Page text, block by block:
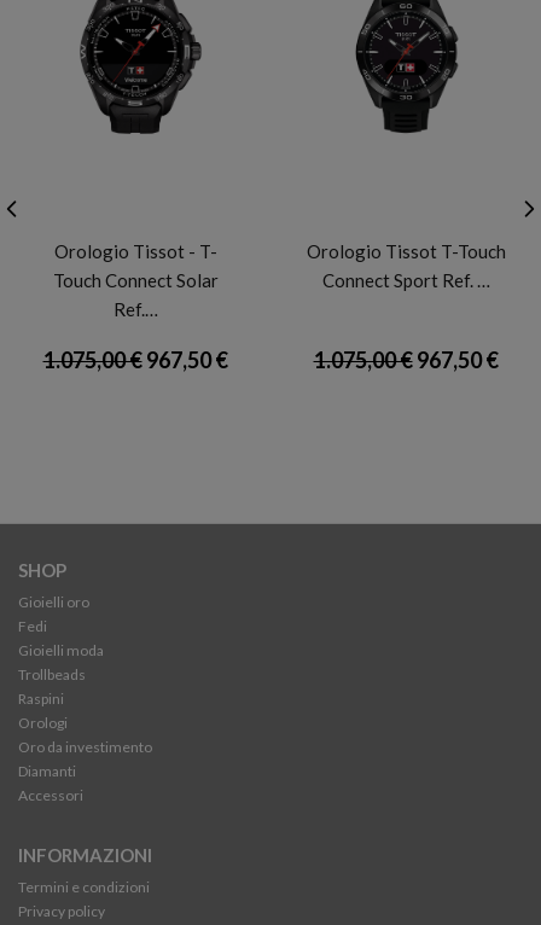
Orologio Tissot - T-
Touch Connect Solar
Ref.…
1.075,00 €967,50 €
Orologio Tissot T-Touch
Connect Sport Ref. …
1.075,00 €967,50 €
SHOP
Gioielli oro
Fedi
Gioielli moda
Trollbeads
Raspini
Orologi
Oro da investimento
Diamanti
Accessori
INFORMAZIONI
Termini e condizioni
Privacy policy